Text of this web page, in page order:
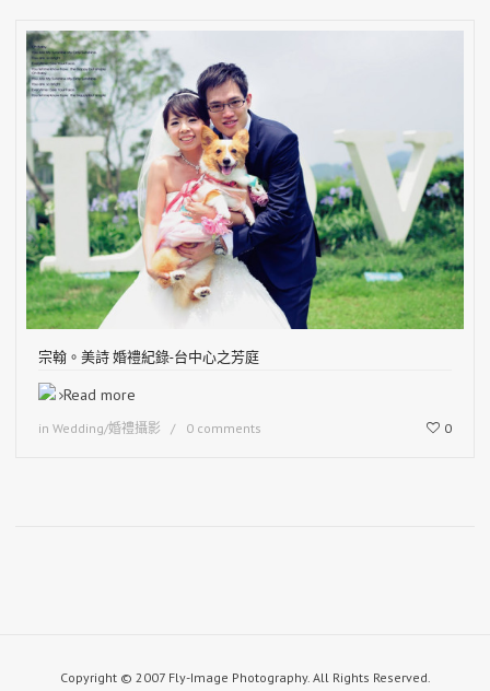
宗翰。美詩 婚禮紀錄-台中心之芳庭
Read more
in Wedding/婚禮攝影 0 comments 0
Copyright © 2007 Fly-Image Photography. All Rights Reserved.